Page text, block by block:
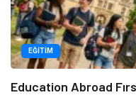
EĞITIM
Education Abroad